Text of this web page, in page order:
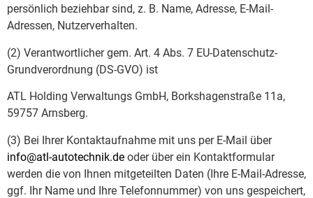
persönlich beziehbar sind, z. B. Name, Adresse, E-Mail-
Adressen, Nutzerverhalten.
(2) Verantwortlicher gem. Art. 4 Abs. 7 EU-Datenschutz-
Grundverordnung (DS-GVO) ist
ATL Holding Verwaltungs GmbH, Borkshagenstraße 11a,
59757 Arnsberg.
(3) Bei Ihrer Kontaktaufnahme mit uns per E-Mail über
info@atl-autotechnik.de oder über ein Kontaktformular
werden die von Ihnen mitgeteilten Daten (Ihre E-Mail-Adresse,
ggf. Ihr Name und Ihre Telefonnummer) von uns gespeichert,